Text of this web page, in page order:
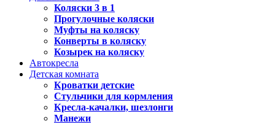
Коляски 3 в 1
Прогулочные коляски
Муфты на коляску
Конверты в коляску
Козырек на коляску
Автокресла
Детская комната
Кроватки детские
Стульчики для кормления
Кресла-качалки, шезлонги
Манежи